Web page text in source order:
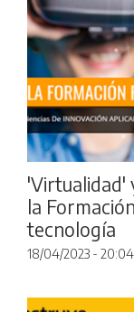
'Virtualidad'
la
tecnología
18/04/2023 - 20:04